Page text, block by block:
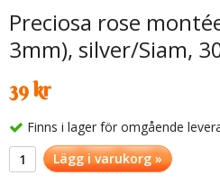
Preciosa rose
3mm), silver/Siam,
39 kr
Finns i lager för omgående
Lägg i varukorg »